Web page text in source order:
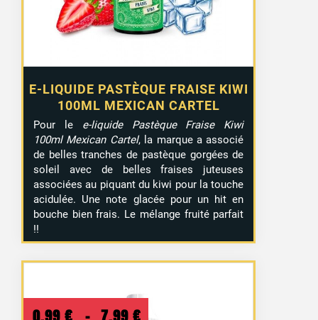
E-LIQUIDE PASTÈQUE FRAISE KIWI
100ML MEXICAN CARTEL
Pour le e-liquide Pastèque Fraise Kiwi
100ml Mexican Cartel, la marque a associé
de belles tranches de pastèque gorgées de
soleil avec de belles fraises juteuses
associées au piquant du kiwi pour la touche
acidulée. Une note glacée pour un hit en
bouche bien frais. Le mélange fruité parfait
!!